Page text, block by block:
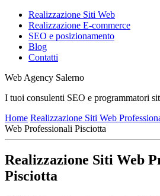
Realizzazione Siti Web
Realizzazione E-commerce
SEO e posizionamento
Blog
Contatti
Web Agency Salerno
I tuoi consulenti SEO e programmatori
Home Realizzazione Siti Web
Web Professionali Pisciotta
Realizzazione Siti Web
Pisciotta